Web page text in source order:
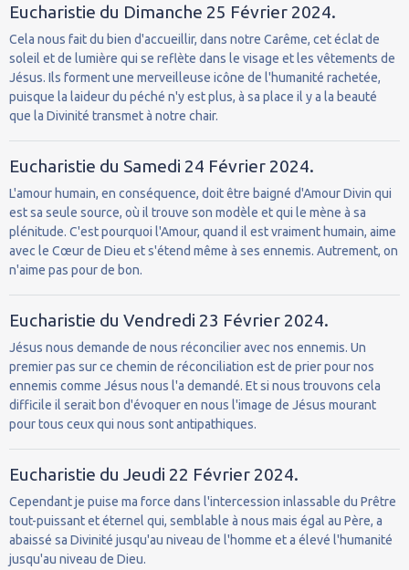
Eucharistie du Dimanche 25 Février 2024.
Cela nous fait du bien d'accueillir, dans notre Carême, cet éclat de
soleil et de lumière qui se reflète dans le visage et les vêtements de
Jésus. Ils forment une merveilleuse icône de l'humanité rachetée,
puisque la laideur du péché n'y est plus, à sa place il y a la beauté
que la Divinité transmet à notre chair.
Eucharistie du Samedi 24 Février 2024.
L'amour humain, en conséquence, doit être baigné d'Amour Divin qui
est sa seule source, où il trouve son modèle et qui le mène à sa
plénitude. C'est pourquoi l'Amour, quand il est vraiment humain, aime
avec le Cœur de Dieu et s'étend même à ses ennemis. Autrement, on
n'aime pas pour de bon.
Eucharistie du Vendredi 23 Février 2024.
Jésus nous demande de nous réconcilier avec nos ennemis. Un
premier pas sur ce chemin de réconciliation est de prier pour nos
ennemis comme Jésus nous l'a demandé. Et si nous trouvons cela
difficile il serait bon d'évoquer en nous l'image de Jésus mourant
pour tous ceux qui nous sont antipathiques.
Eucharistie du Jeudi 22 Février 2024.
Cependant je puise ma force dans l'intercession inlassable du Prêtre
tout-puissant et éternel qui, semblable à nous mais égal au Père, a
abaissé sa Divinité jusqu'au niveau de l'homme et a élevé l'humanité
jusqu'au niveau de Dieu.